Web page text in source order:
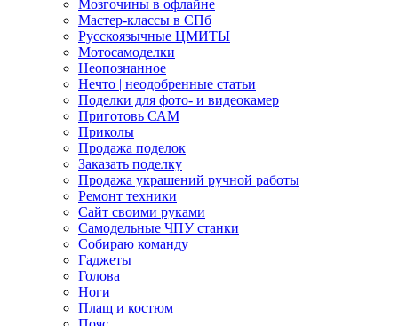
Мозгочины в офлайне
Мастер-классы в СПб
Русскоязычные ЦМИТЫ
Мотосамоделки
Неопознанное
Нечто | неодобренные статьи
Поделки для фото- и видеокамер
Приготовь САМ
Приколы
Продажа поделок
Заказать поделку
Продажа украшений ручной работы
Ремонт техники
Сайт своими руками
Самодельные ЧПУ станки
Собираю команду
Гаджеты
Голова
Ноги
Плащ и костюм